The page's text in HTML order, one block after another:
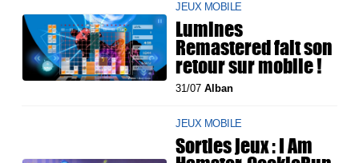
JEUX MOBILE
Lumines
Remastered fait son
retour sur mobile !
31/07Alban
JEUX MOBILE
Sorties jeux : I Am